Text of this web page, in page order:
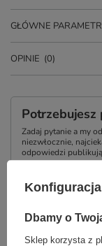
GŁÓWNE
OPINIE (0)
Potrzebujesz
Zadaj pytanie a my
niezwłocznie,
odpowiedzi
TYM
Dbamy o
Sklep korzysta z